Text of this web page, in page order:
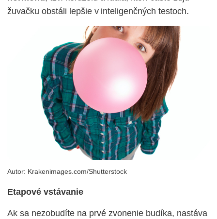
žuvačku obstáli lepšie v inteligenčných testoch.
Autor: Krakenimages.com/Shutterstock
Etapové vstávanie
Ak sa nezobudíte na prvé zvonenie budíka, nastáva